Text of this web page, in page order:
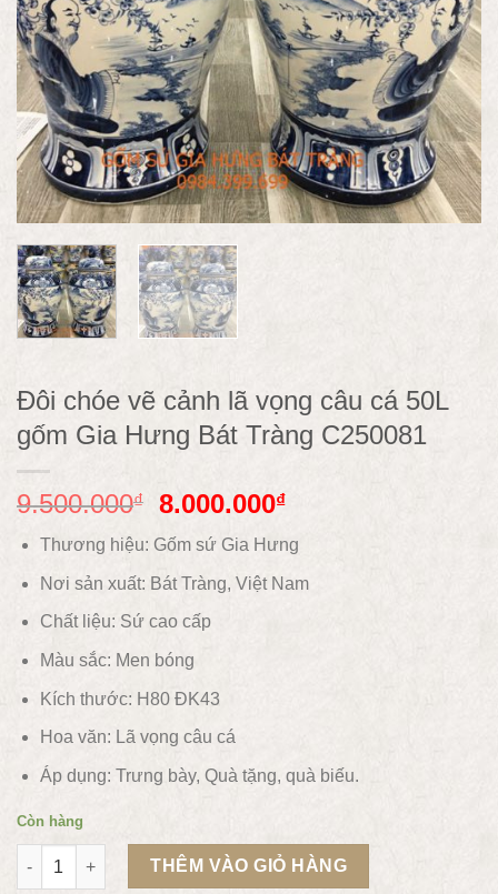
Đôi chóe vẽ cảnh lã vọng câu cá 50L
gốm Gia Hưng Bát Tràng C250081
9.500.000₫ 8.000.000₫
Thương hiệu: Gốm sứ Gia Hưng
Nơi sản xuất: Bát Tràng, Việt Nam
Chất liệu: Sứ cao cấp
Màu sắc: Men bóng
Kích thước: H80 ĐK43
Hoa văn: Lã vọng câu cá
Áp dụng: Trưng bày, Quà tặng, quà biếu.
Còn hàng
Đôi chóe vẽ cảnh lã vọng câu cá 50L gốm Gia Hưng Bát Tràng
THÊM VÀO GIỎ HÀNG